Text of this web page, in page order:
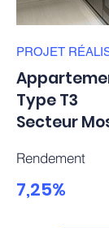
PROJET
Type T3
Secteur
Rendement
7,25%